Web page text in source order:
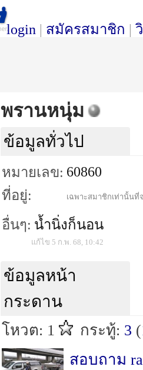
login | สมัครสมาชิก |
พรานหนุ่ม
ข้อมูลทั่วไป
หมายเลข: 60860
ที่อยู่:
เฉพาะสมาชิกเท่านั้นที่
อื่นๆ: น้ำนิ่งก็นอน
แก้ไข 5 ก.พ. 68, 10:42
ข้อมูลหน้า
กระดาน
โหวต: 1 กระทู้: 3 (
สอบถาม